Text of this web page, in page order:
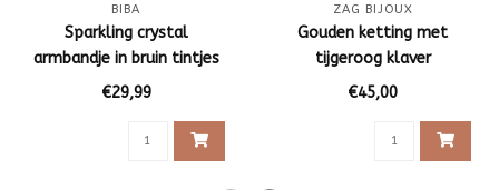
BIBA
Sparkling crystal
armbandje in bruin tintjes
€29,99
ZAG BIJOUX
Gouden ketting met
tijgeroog klaver
€45,00